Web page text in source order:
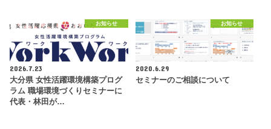
お知らせ
2026.7.23
大分県 女性活躍環境構築プログ
ラム 職場環境づくりセミナーに
代表・林田が…
お知らせ
2020.6.29
セミナーのご相談について